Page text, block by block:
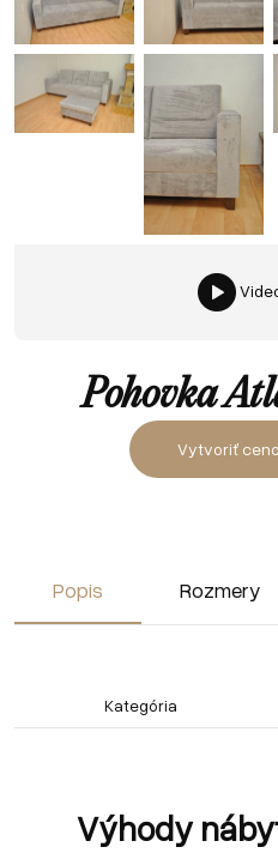
Pohovka
Vytvoriť
Popis Rozmery
Kategória
Výhody